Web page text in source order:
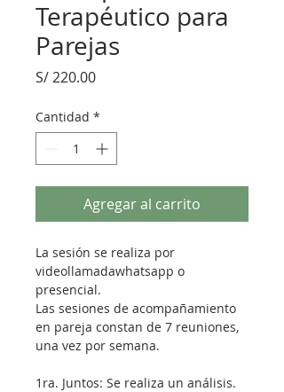
Terapéutico para
Parejas
S/ 220.00Precio
Cantidad *
Agregar al carrito
La sesión se realiza por
videollamadawhatsapp o
presencial.
Las sesiones de acompañamiento
en pareja constan de 7 reuniones,
una vez por semana.
1ra. Juntos: Se realiza un análisis.